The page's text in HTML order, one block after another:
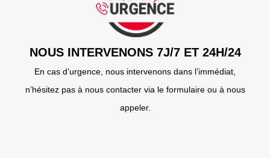
NOUS INTERVENONS 7J/7 ET 24H/24
En cas d’urgence, nous intervenons dans l’immédiat,
n’hésitez pas à nous contacter via le formulaire ou à nous
appeler.